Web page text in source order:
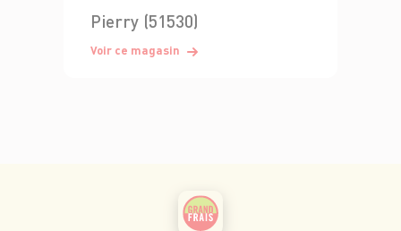
Pierry (51530)
Voir ce magasin